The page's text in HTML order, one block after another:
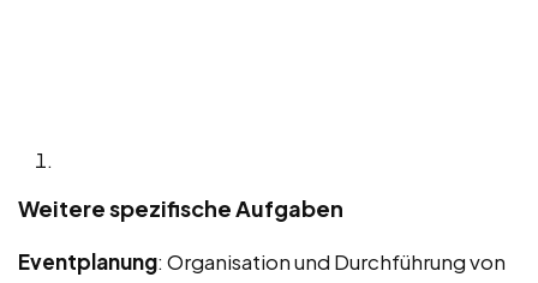
Weitere spezifische Aufgaben
Eventplanung: Organisation und Durchführung von